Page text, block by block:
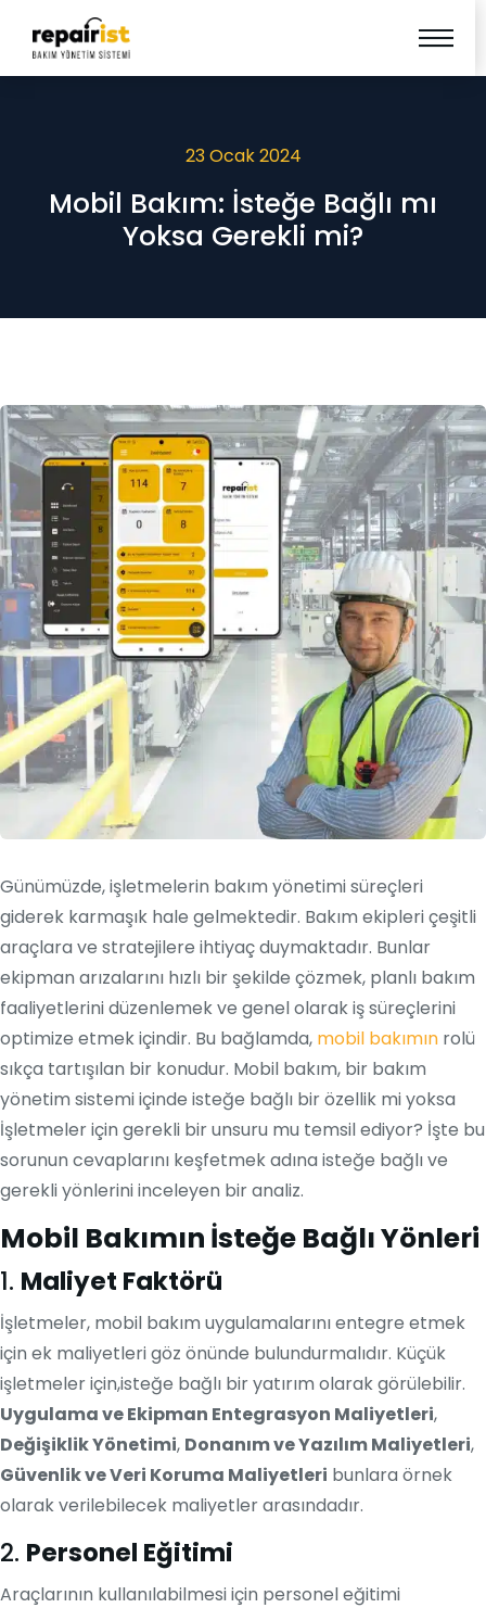
23 Ocak 2024
Mobil Bakım: İsteğe Bağlı mı
Yoksa Gerekli mi?
Günümüzde, işletmelerin bakım yönetimi süreçleri
giderek karmaşık hale gelmektedir. Bakım ekipleri çeşitli
araçlara ve stratejilere ihtiyaç duymaktadır. Bunlar
ekipman arızalarını hızlı bir şekilde çözmek, planlı bakım
faaliyetlerini düzenlemek ve genel olarak iş süreçlerini
optimize etmek içindir. Bu bağlamda, mobil bakımın rolü
sıkça tartışılan bir konudur. Mobil bakım, bir bakım
yönetim sistemi içinde isteğe bağlı bir özellik mi yoksa
İşletmeler için gerekli bir unsuru mu temsil ediyor? İşte bu
sorunun cevaplarını keşfetmek adına isteğe bağlı ve
gerekli yönlerini inceleyen bir analiz.
Mobil Bakımın İsteğe Bağlı Yönleri
1. Maliyet Faktörü
İşletmeler, mobil bakım uygulamalarını entegre etmek
için ek maliyetleri göz önünde bulundurmalıdır. Küçük
işletmeler için,isteğe bağlı bir yatırım olarak görülebilir.
Uygulama ve Ekipman Entegrasyon Maliyetleri,
Değişiklik Yönetimi, Donanım ve Yazılım Maliyetleri,
Güvenlik ve Veri Koruma Maliyetleri bunlara örnek
olarak verilebilecek maliyetler arasındadır.
2. Personel Eğitimi
Araçlarının kullanılabilmesi için personel eğitimi